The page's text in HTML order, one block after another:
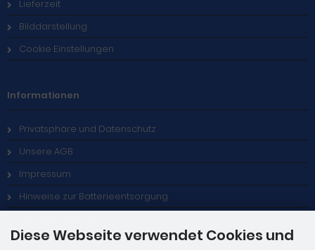
Lieferzeit
Bilddarstellung
Cookie Einstellungen
Informationen
Privatsphäre und Datenschutz
Unsere AGB
Impressum
Hinweise zur Batterieentsorgung
Diese Webseite verwendet Cookies und